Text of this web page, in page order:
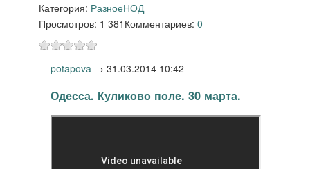
Категория: РазноеНОД
Просмотров: 1 381 Комментариев: 0
potapova → 31.03.2014 10:42
Одесса. Куликово поле. 30 марта.